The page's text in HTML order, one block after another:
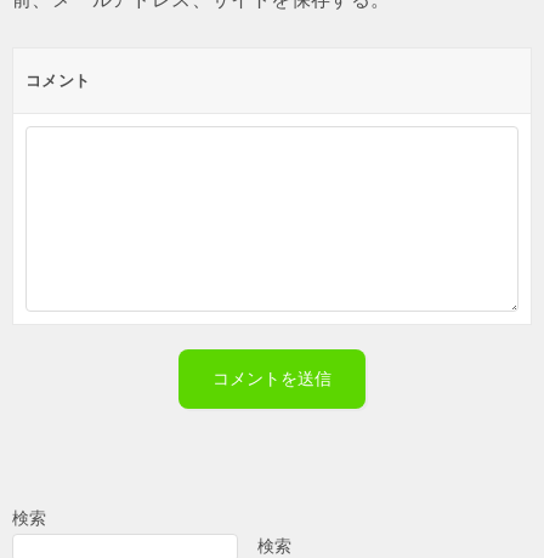
コメント
検索
検索